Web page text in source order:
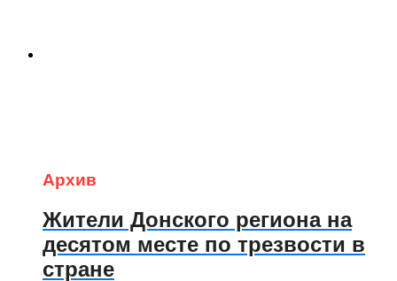
Архив
Жители Донского региона на
десятом месте по трезвости в
стране